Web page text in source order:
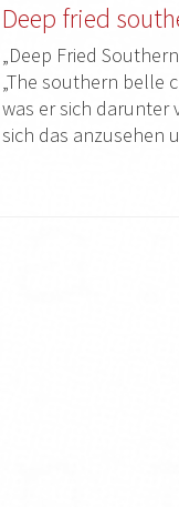
Deep fried
„Deep Fried
„The southern belle
was er sich
sich das anzusehen